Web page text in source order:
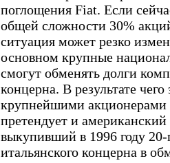
поглощения Fiat. Если
общей сложности 30%
ситуация может резко
основном крупные
смогут обменять долги
концерна. В результате
крупнейшими акционерами
претендует и
выкупивший в 1996 году
итальянского концерна в